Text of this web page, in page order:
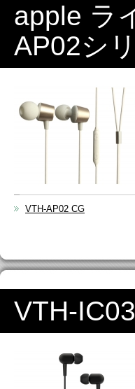
apple ラ
AP02シ
VTH-AP02 CG
VTH-